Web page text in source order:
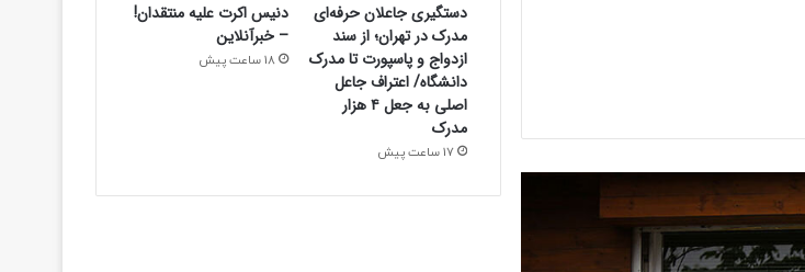
دستگیری جاعلان حرفه‌ای
مدرک در تهران؛ از سند
ازدواج و پاسپورت تا مدرک
دانشگاه/ اعتراف جاعل
اصلی به جعل ۴ هزار
مدرک
17 ساعت پیش
دنیس اکرت علیه منتقدان!
– خبرآنلاین
18 ساعت پیش